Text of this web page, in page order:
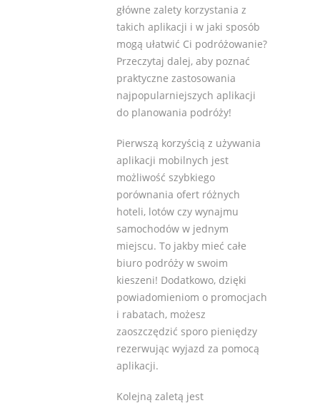
główne zalety korzystania z
takich aplikacji i w jaki sposób
mogą ułatwić Ci podróżowanie?
Przeczytaj dalej, aby poznać
praktyczne zastosowania
najpopularniejszych aplikacji
do planowania podróży!
Pierwszą korzyścią z używania
aplikacji mobilnych jest
możliwość szybkiego
porównania ofert różnych
hoteli, lotów czy wynajmu
samochodów w jednym
miejscu. To jakby mieć całe
biuro podróży w swoim
kieszeni! Dodatkowo, dzięki
powiadomieniom o promocjach
i rabatach, możesz
zaoszczędzić sporo pieniędzy
rezerwując wyjazd za pomocą
aplikacji.
Kolejną zaletą jest